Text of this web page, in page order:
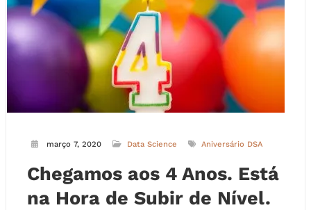
março 7, 2020 Data Science Aniversário DSA
Chegamos aos 4 Anos. Está
na Hora de Subir de Nível.